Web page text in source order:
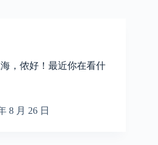
，侬好！最近你在看什
8 月 26 日